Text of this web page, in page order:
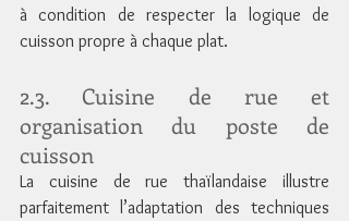
à condition de respecter la logique de
cuisson propre à chaque plat.
2.3. Cuisine de rue et
organisation du poste de
cuisson
La cuisine de rue thaïlandaise illustre
parfaitement l’adaptation des techniques